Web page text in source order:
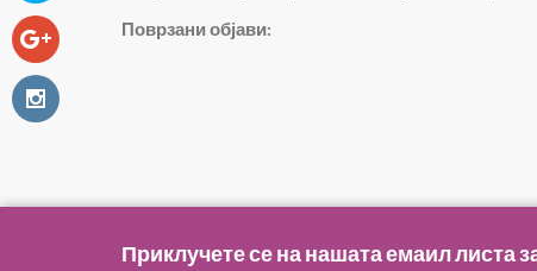
Поврзани објави:
Приклучете се на нашата емаил листа